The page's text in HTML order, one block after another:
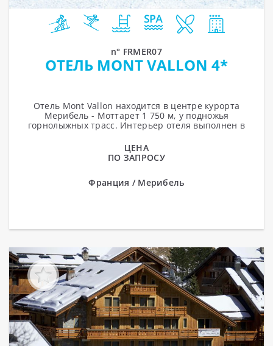
n° FRMER07
ОТЕЛЬ MONT VALLON 4*
Отель Mont Vallon находится в центре курорта
Мерибель - Моттарет 1 750 м, у подножья
горнолыжных трасс. Интерьер отеля выполнен в
ЦЕНА
ПО ЗАПРОСУ
Франция / Мерибель